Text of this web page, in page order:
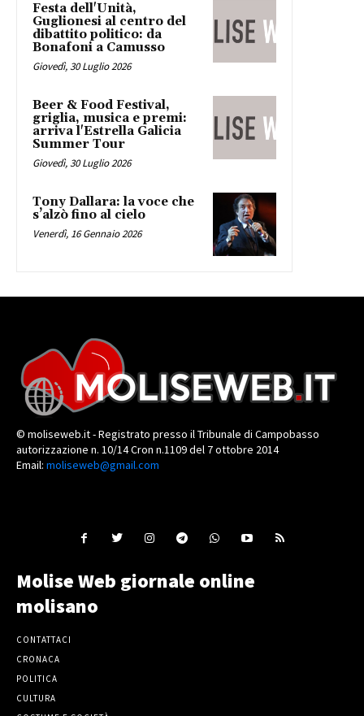
Festa dell'Unità,
Guglionesi al centro del
dibattito politico: da
Bonafoni a Camusso
Giovedì, 30 Luglio 2026
Beer & Food Festival,
griglia, musica e premi:
arriva l'Estrella Galicia
Summer Tour
Giovedì, 30 Luglio 2026
Tony Dallara: la voce che
s’alzò fino al cielo
Venerdì, 16 Gennaio 2026
© moliseweb.it - Registrato presso il Tribunale di Campobasso
autorizzazione n. 10/14 Cron n.1109 del 7 ottobre 2014
Email: moliseweb@gmail.com
Molise Web giornale online
molisano
CONTATTACI
CRONACA
POLITICA
CULTURA